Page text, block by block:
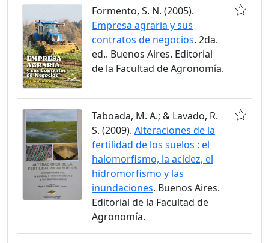
Formento, S. N. (2005).
Empresa agraria y sus
contratos de negocios. 2da.
ed.. Buenos Aires. Editorial
de la Facultad de Agronomía.
Taboada, M. A.; & Lavado, R.
S. (2009). Alteraciones de la
fertilidad de los suelos : el
halomorfismo, la acidez, el
hidromorfismo y las
inundaciones. Buenos Aires.
Editorial de la Facultad de
Agronomía.